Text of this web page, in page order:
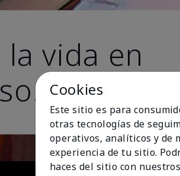
vida en
Cookies
Este sitio es para
otras tecnologías de
operativos, analíticos y de
experiencia de tu sitio.
haces del sitio con